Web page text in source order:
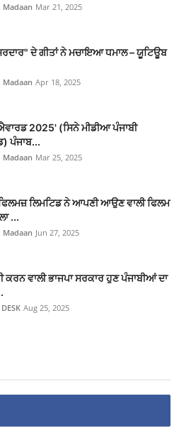
Madaan Mar 21, 2025
ਦੇ ਗੀਤਾਂ ਨੇ ਮਚਾਇਆ ਧਮਾਲ – ਯੂਟਿਊਬ
Madaan Apr 18, 2025
2025' (ਸਿਨੇ ਮੀਡੀਆ ਪੰਜਾਬੀ
ਪੰਜਾਬ...
Madaan Mar 25, 2025
ਲਿਮਟਿਡ ਨੇ ਆਪਣੀ ਆਉਣ ਵਾਲੀ ਫਿਲਮ
...
Madaan Jun 27, 2025
ਕਰਨ ਵਾਲੀ ਭਾਜਪਾ ਸਰਕਾਰ ਹੁਣ ਪੰਜਾਬੀਆਂ ਦਾ
Aug 25, 2025